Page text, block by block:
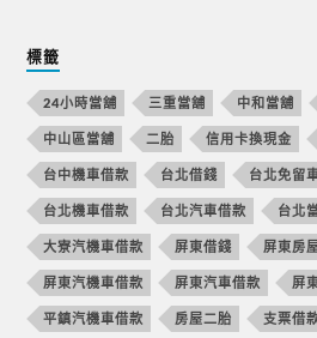
標籤
24小時當舖 三重當舖 中和當舖
中山區當舖 二胎 信用卡換現金
台中機車借款 台北借錢 台北免留
台北機車借款 台北汽車借款 台北
大寮汽機車借款 屏東借錢 屏東房
屏東汽機車借款 屏東汽車借款 屏
平鎮汽機車借款 房屋二胎 支票借